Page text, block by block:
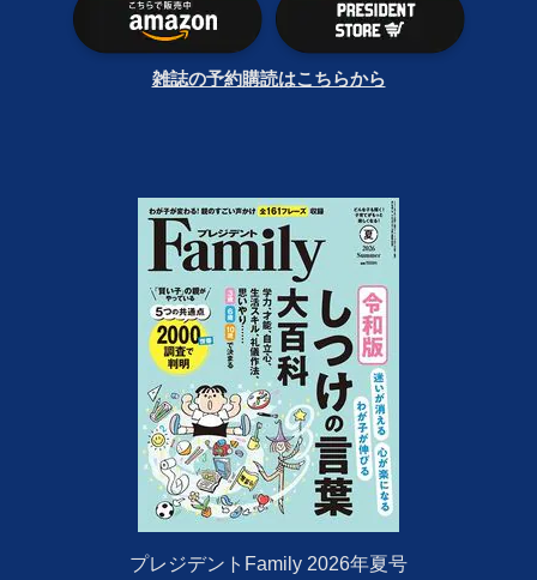
雑誌の予約購読はこちらから
プレジデントFamily 2026年夏号